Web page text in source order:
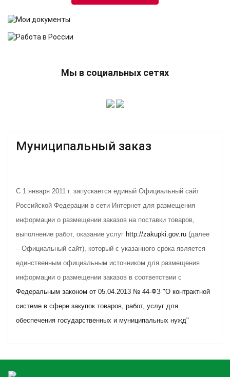
Мы в социальных сетях
Муниципальный заказ
С 1 января 2011 г. запускается единый Официальный сайт
Российской Федерации в сети Интернет для размещения
информации о размещении заказов на поставки товаров,
выполнение работ, оказание услуг http://zakupki.gov.ru (далее
– Официальный сайт), который с указанного срока является
единственным официальным источником для размещения
информации о размещении заказов в соответствии с
Федеральным законом от 05.04.2013 № 44-ФЗ "О контрактной
системе в сфере закупок товаров, работ, услуг для
обеспечения государственных и муниципальных нужд"